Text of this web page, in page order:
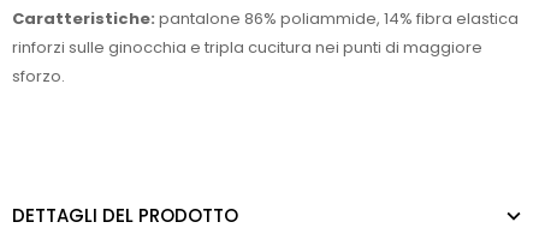
Caratteristiche: pantalone 86% poliammide, 14% fibra elastica
rinforzi sulle ginocchia e tripla cucitura nei punti di maggiore
sforzo.
DETTAGLI DEL PRODOTTO